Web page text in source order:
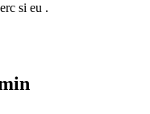
si eu .